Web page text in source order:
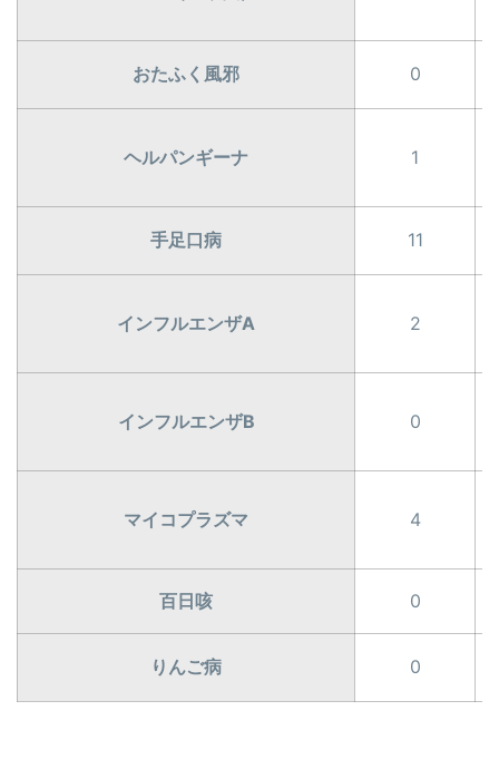
おたふく風邪 0
ヘルパンギーナ 1
手足口病 11
インフルエンザA 2
インフルエンザB 0
マイコプラズマ 4
百日咳 0
りんご病 0